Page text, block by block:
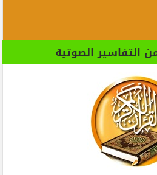
التفاسير الصوتية